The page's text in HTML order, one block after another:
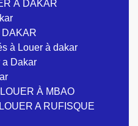
À DAKAR
DAKAR
à Louer à dakar
a Dakar
À MBAO
A RUFISQUE